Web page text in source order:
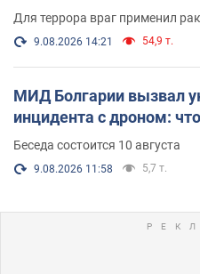
и видео
Для террора враг применил
9.08.2026 14:21 54,9 т.
МИД Болгарии вызвал
инцидента с дроном:
Беседа состоится 10 августа
9.08.2026 11:58 5,7 т.